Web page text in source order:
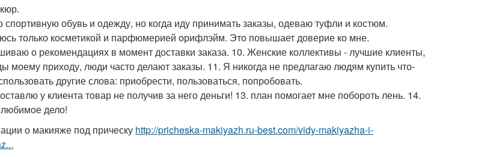
обувь и одежду, но когда иду принимать заказы, одеваю туфли и костюм.
только косметикой и парфюмерией орифлэйм. Это повышает доверие ко мне.
о рекомендациях в момент доставки заказа. 10. Женские коллективы - лучшие клиенты,
моему приходу, люди часто делают заказы. 11. Я никогда не предлагаю людям купить что-
другие слова: приобрести, пользоваться, попробовать.
у клиента товар не получив за него деньги! 13. план помогает мне побороть лень. 14.
дело!
о макияже под прическу http://pricheska-makiyazh.ru-best.com/vidy-makiyazha-i-